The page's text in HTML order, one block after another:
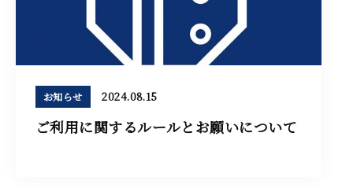
お知らせ 2024.08.15
ご利用に関するルールとお願いについて